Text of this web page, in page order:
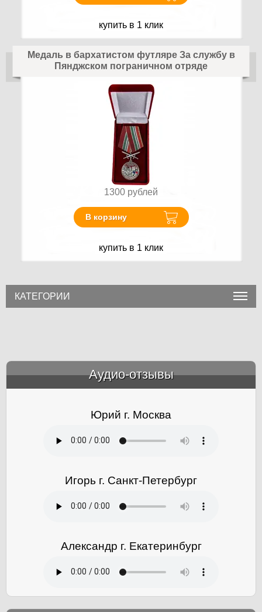
купить в 1 клик
Медаль в бархатистом футляре За службу в
Пянджском пограничном отряде
1300 рублей
В корзину
купить в 1 клик
КАТЕГОРИИ
Аудио-отзывы
Юрий г. Москва
Игорь г. Санкт-Петербург
Александр г. Екатеринбург